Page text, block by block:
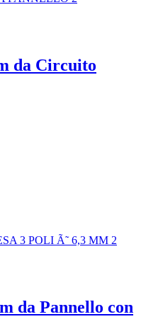
da Circuito
da Pannello con